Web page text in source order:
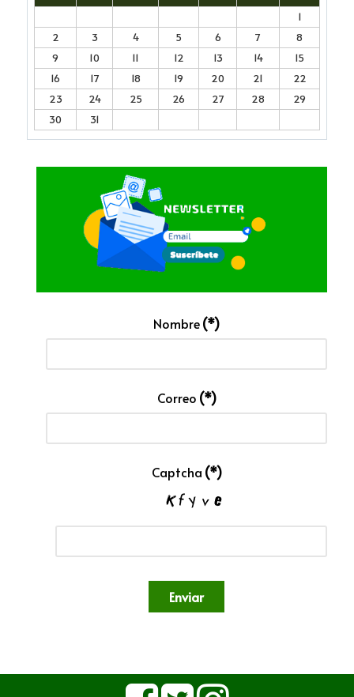
1
2
3 4 5 6 7
8
9
10 11 12 13 14
15
16
17 18 19 20 21
22
23
24 25 26 27 28
29
30
31
Nombre(*)
Correo (*)
Captcha (*)
Enviar